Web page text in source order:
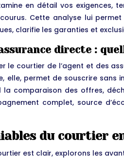
en détail vos exigences,
Cette analyse lui
clarifie les garanties et
directe :
le courtier de l’agent et des
elle, permet de souscrire
la comparaison des offres,
complet, source
du courtier
est clair, explorons les